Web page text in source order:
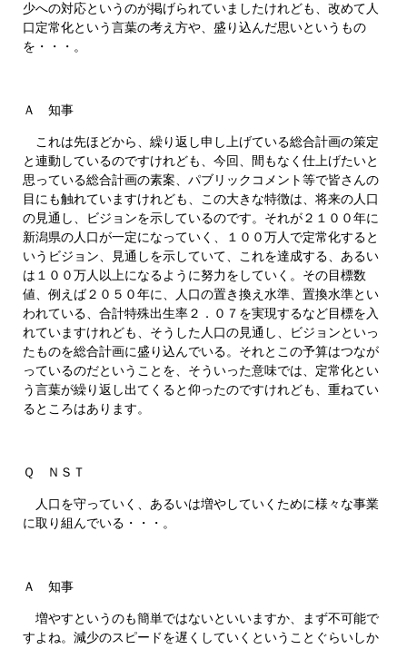
少への対応というのが掲げられていましたけれども、改めて人
口定常化という言葉の考え方や、盛り込んだ思いというもの
を・・・。
Ａ 知事
これは先ほどから、繰り返し申し上げている総合計画の策定
と連動しているのですけれども、今回、間もなく仕上げたいと
思っている総合計画の素案、パブリックコメント等で皆さんの
目にも触れていますけれども、この大きな特徴は、将来の人口
の見通し、ビジョンを示しているのです。それが２１００年に
新潟県の人口が一定になっていく、１００万人で定常化すると
いうビジョン、見通しを示していて、これを達成する、あるい
は１００万人以上になるように努力をしていく。その目標数
値、例えば２０５０年に、人口の置き換え水準、置換水準とい
われている、合計特殊出生率２．０７を実現するなど目標を入
れていますけれども、そうした人口の見通し、ビジョンといっ
たものを総合計画に盛り込んでいる。それとこの予算はつなが
っているのだということを、そういった意味では、定常化とい
う言葉が繰り返し出てくると仰ったのですけれども、重ねてい
るところはあります。
Ｑ ＮＳＴ
人口を守っていく、あるいは増やしていくために様々な事業
に取り組んでいる・・・。
Ａ 知事
増やすというのも簡単ではないといいますか、まず不可能で
すよね。減少のスピードを遅くしていくということぐらいしか